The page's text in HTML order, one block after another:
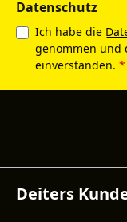
Datenschutz
Ich habe die
genommen und
einverstanden. *
Deiters